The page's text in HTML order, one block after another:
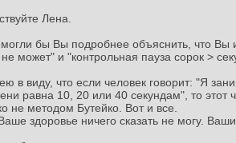
Лена.
бы Вы подробнее объяснить, что Вы
может" и "контрольная пауза сорок >
в виду, что если человек говорит: "Я
равна 10, 20 или 40 секундам", то этот
не методом Бутейко. Вот и все.
здоровье ничего сказать не могу.